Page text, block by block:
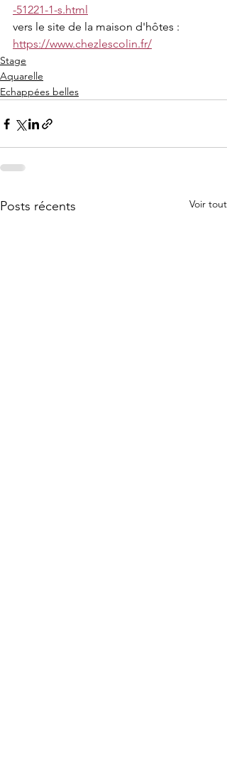
-51221-1-s.html
vers le site de la maison d'hôtes :
https://www.chezlescolin.fr/
Stage
Aquarelle
Echappées belles
Posts récents Voir tout